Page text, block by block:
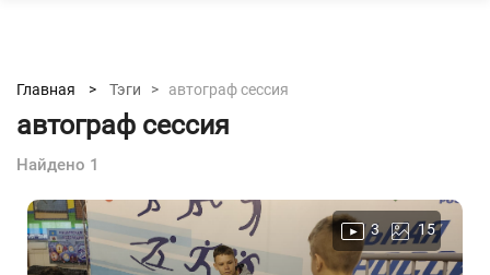
Главная > Тэги > автограф сессия
автограф сессия
Найдено 1
3 15